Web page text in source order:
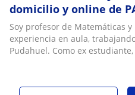
domicilio y online de
y Ramos de 1° año de
Soy profesor de Matemáticas y
experiencia en aula,
Pudahuel. Como ex estudiante,